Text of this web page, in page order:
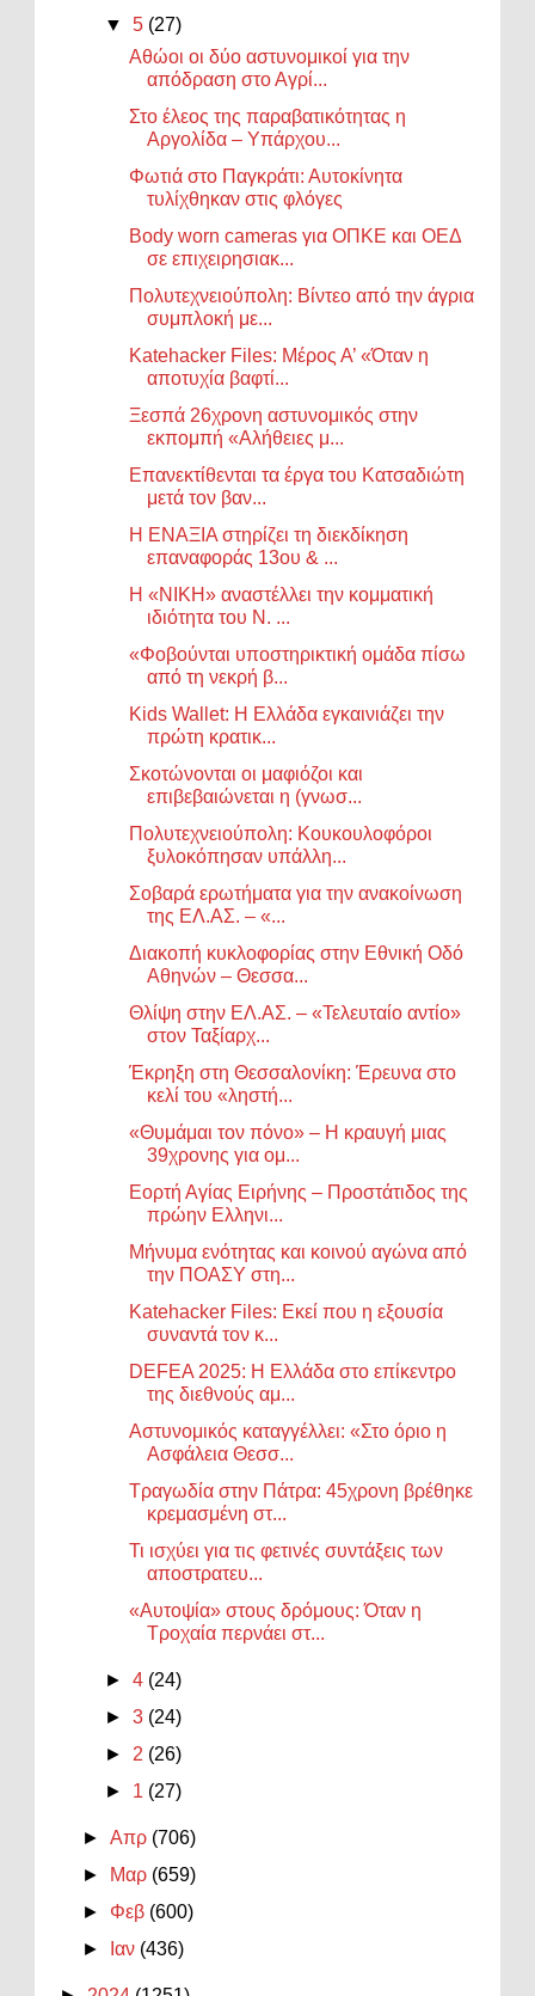
▼5 (27)
Αθώοι οι δύο αστυνομικοί για την
απόδραση στο Αγρί...
Στο έλεος της παραβατικότητας η
Αργολίδα – Υπάρχου...
Φωτιά στο Παγκράτι: Αυτοκίνητα
τυλίχθηκαν στις φλόγες
Body worn cameras για ΟΠΚΕ και ΟΕΔ
σε επιχειρησιακ...
Πολυτεχνειούπολη: Βίντεο από την άγρια
συμπλοκή με...
Katehacker Files: Μέρος Α’ «Όταν η
αποτυχία βαφτί...
Ξεσπά 26χρονη αστυνομικός στην
εκπομπή «Αλήθειες μ...
Επανεκτίθενται τα έργα του Κατσαδιώτη
μετά τον βαν...
Η ΕΝΑΞΙΑ στηρίζει τη διεκδίκηση
επαναφοράς 13ου & ...
Η «ΝΙΚΗ» αναστέλλει την κομματική
ιδιότητα του Ν. ...
«Φοβούνται υποστηρικτική ομάδα πίσω
από τη νεκρή β...
Kids Wallet: Η Ελλάδα εγκαινιάζει την
πρώτη κρατικ...
Σκοτώνονται οι μαφιόζοι και
επιβεβαιώνεται η (γνωσ...
Πολυτεχνειούπολη: Κουκουλοφόροι
ξυλοκόπησαν υπάλλη...
Σοβαρά ερωτήματα για την ανακοίνωση
της ΕΛ.ΑΣ. – «...
Διακοπή κυκλοφορίας στην Εθνική Οδό
Αθηνών – Θεσσα...
Θλίψη στην ΕΛ.ΑΣ. – «Τελευταίο αντίο»
στον Ταξίαρχ...
Έκρηξη στη Θεσσαλονίκη: Έρευνα στο
κελί του «ληστή...
«Θυμάμαι τον πόνο» – Η κραυγή μιας
39χρονης για ομ...
Εορτή Αγίας Ειρήνης – Προστάτιδος της
πρώην Ελληνι...
Μήνυμα ενότητας και κοινού αγώνα από
την ΠΟΑΣΥ στη...
Katehacker Files: Εκεί που η εξουσία
συναντά τον κ...
DEFEA 2025: Η Ελλάδα στο επίκεντρο
της διεθνούς αμ...
Αστυνομικός καταγγέλλει: «Στο όριο η
Ασφάλεια Θεσσ...
Τραγωδία στην Πάτρα: 45χρονη βρέθηκε
κρεμασμένη στ...
Τι ισχύει για τις φετινές συντάξεις των
αποστρατευ...
«Αυτοψία» στους δρόμους: Όταν η
Τροχαία περνάει στ...
►4 (24)
►3 (24)
► 2 (26)
► 1 (27)
►Απρ (706)
►
Μαρ (659)
► Φεβ (600)
►
Ιαν (436)